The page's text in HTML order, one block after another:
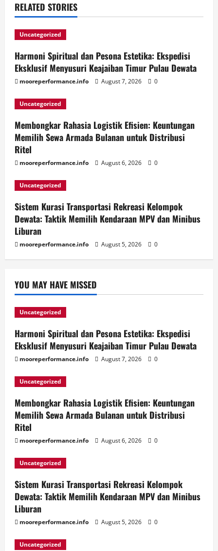
RELATED STORIES
Uncategorized
Harmoni Spiritual dan Pesona Estetika: Ekspedisi
Eksklusif Menyusuri Keajaiban Timur Pulau Dewata
mooreperformance.info August 7, 2026 0
Uncategorized
Membongkar Rahasia Logistik Efisien: Keuntungan
Memilih Sewa Armada Bulanan untuk Distribusi
Ritel
mooreperformance.info August 6, 2026 0
Uncategorized
Sistem Kurasi Transportasi Rekreasi Kelompok
Dewata: Taktik Memilih Kendaraan MPV dan Minibus
Liburan
mooreperformance.info August 5, 2026 0
YOU MAY HAVE MISSED
Uncategorized
Harmoni Spiritual dan Pesona Estetika: Ekspedisi
Eksklusif Menyusuri Keajaiban Timur Pulau Dewata
mooreperformance.info August 7, 2026 0
Uncategorized
Membongkar Rahasia Logistik Efisien: Keuntungan
Memilih Sewa Armada Bulanan untuk Distribusi
Ritel
mooreperformance.info August 6, 2026 0
Uncategorized
Sistem Kurasi Transportasi Rekreasi Kelompok
Dewata: Taktik Memilih Kendaraan MPV dan Minibus
Liburan
mooreperformance.info August 5, 2026 0
Uncategorized